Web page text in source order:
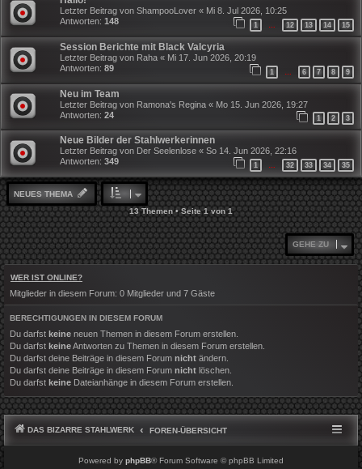
Letzter Beitrag von ShampooLover « Mi 8. Jul 2026, 10:25
Antworten: 148 1 … 12 13 14 15
Session Berichte mit Black Valcyria
Letzter Beitrag von Raha « Mi 17. Jun 2026, 20:19
Antworten: 89 1 … 6 7 8 9
Neu im Team
Letzter Beitrag von Ramona's Regina « Mo 15. Jun 2026, 19:27
Antworten: 24 1 2 3
Neue Bilder der Stahlwerkerinnen
Letzter Beitrag von Der Seelenlose « So 14. Jun 2026, 22:16
Antworten: 349 1 … 32 33 34 35
NEUES THEMA
13 Themen • Seite1von1
GEHE ZU
WER IST ONLINE?
Mitglieder in diesem Forum: 0 Mitglieder und 7 Gäste
BERECHTIGUNGEN IN DIESEM FORUM
Du darfst keine neuen Themen in diesem Forum erstellen.
Du darfst keineAntworten zu Themen in diesem Forum erstellen.
Du darfst deine Beiträge in diesem Forum nicht ändern.
Du darfst deine Beiträge in diesem Forum nicht löschen.
Du darfst keine Dateianhänge in diesem Forum erstellen.
DAS BIZARRE STAHLWERK FOREN-ÜBERSICHT
Powered by phpBB® Forum Software © phpBB Limited